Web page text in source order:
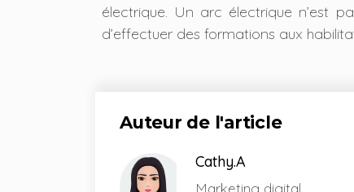
électrique. Un arc électrique n’est
d’effectuer des formations aux
Auteur de l'article
Cathy.A
Marketing digital